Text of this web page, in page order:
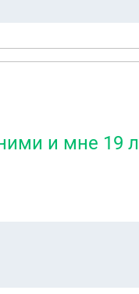
и мне 19